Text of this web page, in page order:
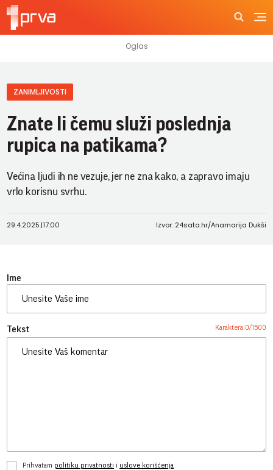
ZANIMLJIVOSTI
Znate li čemu služi poslednja
rupica na patikama?
Većina ljudi ih ne vezuje, jer ne zna kako, a zapravo imaju
vrlo korisnu svrhu.
29.4.2025.|17:00 Izvor: 24sata.hr/Anamarija Dukši
Ime
Tekst Karaktera:0/1500
Prihvatam politiku privatnosti i uslove korišćenja